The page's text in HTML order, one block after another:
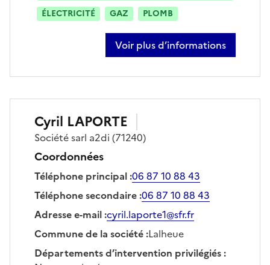
ÉLECTRICITÉ
GAZ PLOMB
Voir plus d’informations
sur benjamin grosbois
Cyril LAPORTE
Sociétésarl a2di (71240)
Coordonnées
Téléphone principal:06 87 10 88 43
Téléphone secondaire:06 87 10 88 43
Adresse e-mail:cyril.laporte1@sfr.fr
Commune de la société:Lalheue
Départements d’intervention privilégiés: